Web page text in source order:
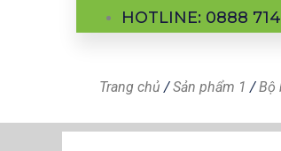
HOTLINE: 0888
Trang chủ /Sản phẩm 1 /Bộ